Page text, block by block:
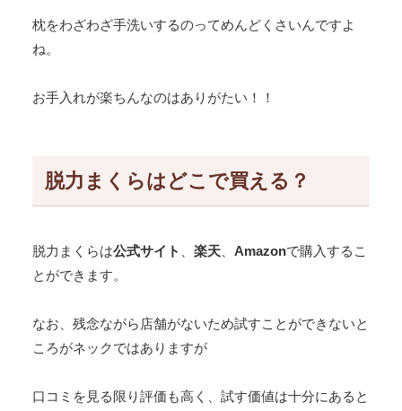
枕をわざわざ手洗いするのってめんどくさいんですよ
ね。
お手入れが楽ちんなのはありがたい！！
脱力まくらはどこで買える？
脱力まくらは公式サイト 楽天 Amazonで購入するこ
とができます。
なお、残念ながら店舗がないため試すことができないと
ころがネックではありますが
口コミを見る限り評価も高く、試す価値は十分にあると